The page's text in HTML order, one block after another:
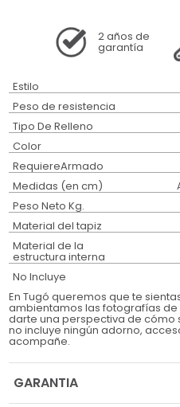
2 años de
garantía
Estilo
Peso de resistencia
Tipo De Relleno
Color
RequiereArmado
Medidas (en cm)
Peso Neto Kg.
Material del tapiz
Material de la
estructura interna
No Incluye
En Tugó queremos que te
ambientamos las fotografías
darte una perspectiva de cómo
no incluye ningún adorno,
acompañe.
GARANTIA